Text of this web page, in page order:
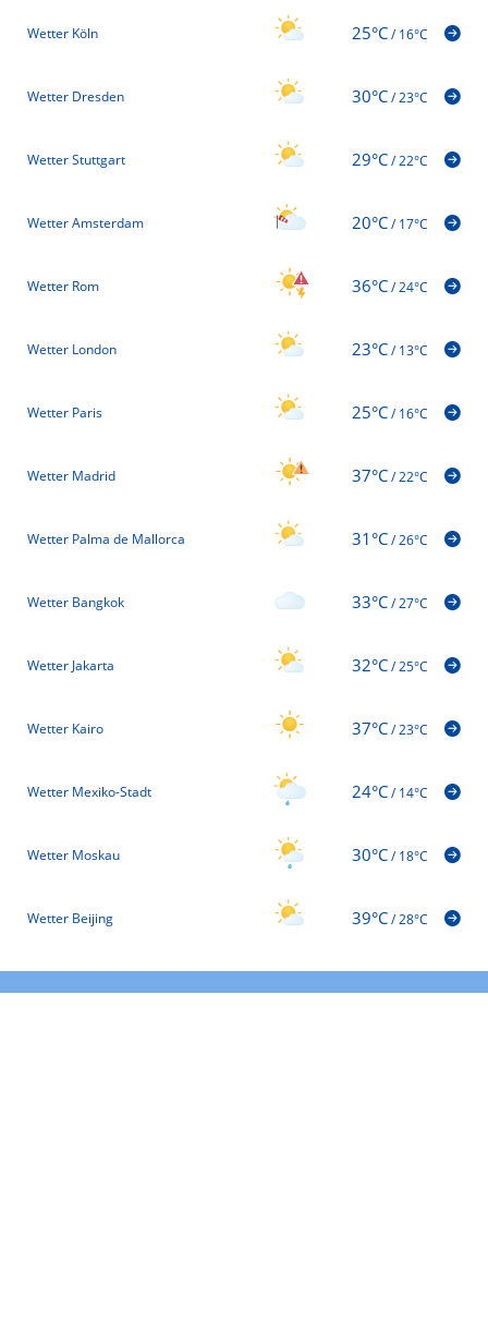
Wetter Köln 25°C/16°C
Wetter Dresden 30°C/23°C
Wetter Stuttgart 29°C/22°C
Wetter Amsterdam 20°C/17°C
Wetter Rom 36°C/24°C
Wetter London 23°C/13°C
Wetter Paris 25°C/16°C
Wetter Madrid 37°C/22°C
Wetter Palma de Mallorca 31°C/26°C
Wetter Bangkok 33°C/27°C
Wetter Jakarta 32°C/25°C
Wetter Kairo 37°C/23°C
Wetter Mexiko-Stadt 24°C/14°C
Wetter Moskau 30°C/18°C
Wetter Beijing 39°C/28°C